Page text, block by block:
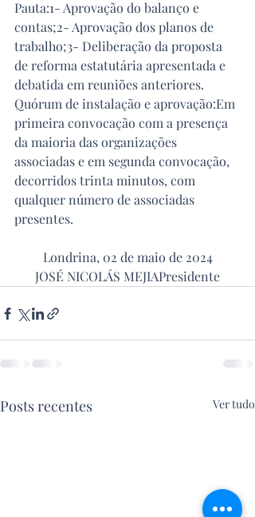
Pauta:1- Aprovação do balanço e
contas;2- Aprovação dos planos de
trabalho;3- Deliberação da proposta
de reforma estatutária apresentada e
debatida em reuniões anteriores.
Quórum de instalação e aprovação:Em
primeira convocação com a presença
da maioria das organizações
associadas e em segunda convocação,
decorridos trinta minutos, com
qualquer número de associadas
presentes.
Londrina, 02 de maio de 2024
JOSÉ NICOLÁS MEJIAPresidente
Posts recentes Ver tudo